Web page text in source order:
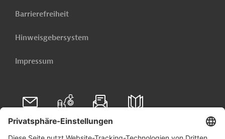
Barrierefreiheit
Hinweisgebersystem
Impressum